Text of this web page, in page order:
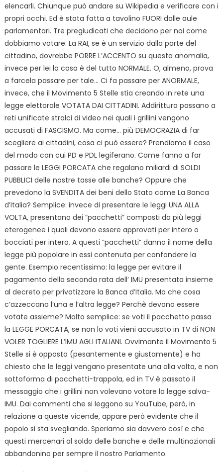
elencarli. Chiunque può andare su Wikipedia e verificare con i
propri occhi. Ed è stata fatta a tavolino FUORI dalle aule
parlamentari. Tre pregiudicati che decidono per noi come
dobbiamo votare. La RAI, se è un servizio dalla parte del
cittadino, dovrebbe PORRE L’ACCENTO su questa anomalia,
invece per lei la cosa è del tutto NORMALE. O, almeno, prova
a farcela passare per tale… Ci fa passare per ANORMALE,
invece, che il Movimento 5 Stelle stia creando in rete una
legge elettorale VOTATA DAI CITTADINI. Addirittura passano a
reti unificate stralci di video nei quali i grillini vengono
accusati di FASCISMO. Ma come… più DEMOCRAZIA di far
scegliere ai cittadini, cosa ci può essere? Prendiamo il caso
del modo con cui PD e PDL legiferano. Come fanno a far
passare le LEGGI PORCATA che regalano miliardi di SOLDI
PUBBLICI delle nostre tasse alle banche? Oppure che
prevedono la SVENDITA dei beni dello Stato come La Banca
d’Italia? Semplice: invece di presentare le leggi UNA ALLA
VOLTA, presentano dei ”pacchetti” composti da più leggi
eterogenee i quali devono essere approvati per intero o
bocciati per intero. A questi ”pacchetti” danno il nome della
legge più popolare in essi contenuta per confondere la
gente. Esempio recentissimo: la legge per evitare il
pagamento della seconda rata dell’ IMU presentata insieme
al decreto per privatizzare la Banca d’Italia. Ma che cosa
c’azzeccano l’una e l’altra legge? Perchè devono essere
votate assieme? Molto semplice: se voti il pacchetto passa
la LEGGE PORCATA, se non lo voti vieni accusato in TV di NON
VOLER TOGLIERE L’IMU AGLI ITALIANI. Ovvimante il Movimento 5
Stelle si è opposto (pesantemente e giustamente) e ha
chiesto che le leggi vengano presentate una alla volta, e non
sottoforma di pacchetti-trappola, ed in TV è passato il
messaggio che i grillini non volevano votare la legge salva-
IMU. Dai commenti che si leggono su YouTube, però, in
relazione a queste vicende, appare però evidente che il
popolo si sta svegliando. Speriamo sia davvero così e che
questi mercenari al soldo delle banche e delle multinazionali
abbandonino per sempre il nostro Parlamento.